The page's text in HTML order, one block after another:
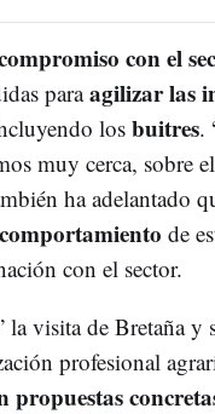
con el
paraagilizar las
losbuitres.
muy cerca, sobre
ha adelantado
de
con el sector.
visita de Bretaña y
profesional